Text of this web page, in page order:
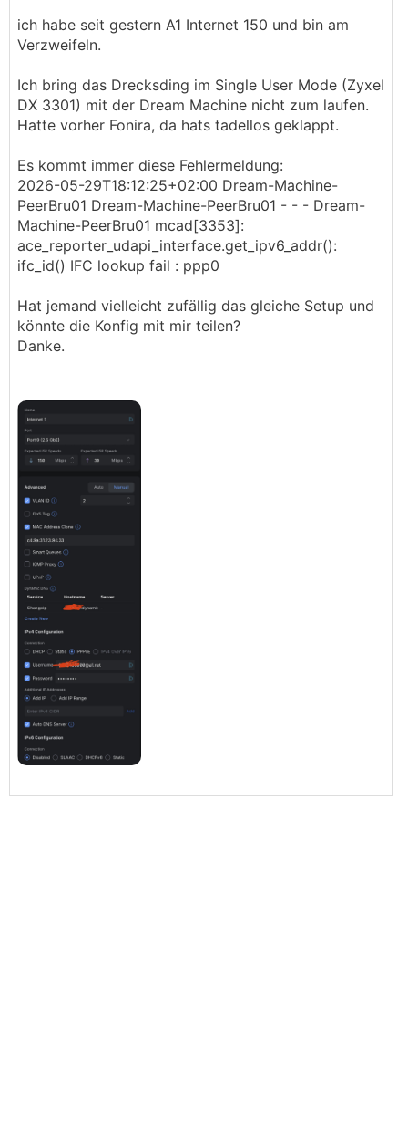
ich habe seit gestern A1 Internet 150 und bin am
Verzweifeln.
Ich bring das Drecksding im Single User Mode (Zyxel
DX 3301) mit der Dream Machine nicht zum laufen.
Hatte vorher Fonira, da hats tadellos geklappt.
Es kommt immer diese Fehlermeldung:
2026-05-29T18:12:25+02:00 Dream-Machine-
PeerBru01 Dream-Machine-PeerBru01 - - - Dream-
Machine-PeerBru01 mcad[3353]:
ace_reporter_udapi_interface.get_ipv6_addr():
ifc_id() IFC lookup fail : ppp0
Hat jemand vielleicht zufällig das gleiche Setup und
könnte die Konfig mit mir teilen?
Danke.